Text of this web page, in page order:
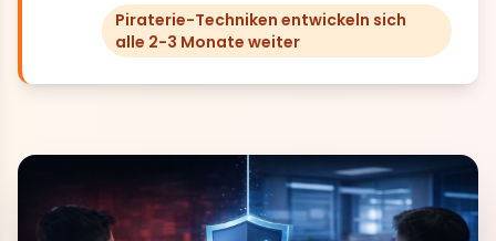
Piraterie-Techniken entwickeln sich
alle 2-3 Monate weiter